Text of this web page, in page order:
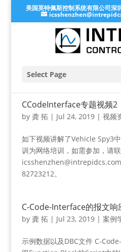
美国英特佩斯控制系统有限公司深
Select Page
CCodeInterface专题视频2
by 龚 拓 | Jul 24, 2019| 视频
如下视频讲解了Vehicle Spy3
训为网络培训，如需参加，请
82723212。
C-Code-Interface的报文响
by 龚 拓 | Jul 23, 2019| 案例
示例数据以及DBC文件 C-